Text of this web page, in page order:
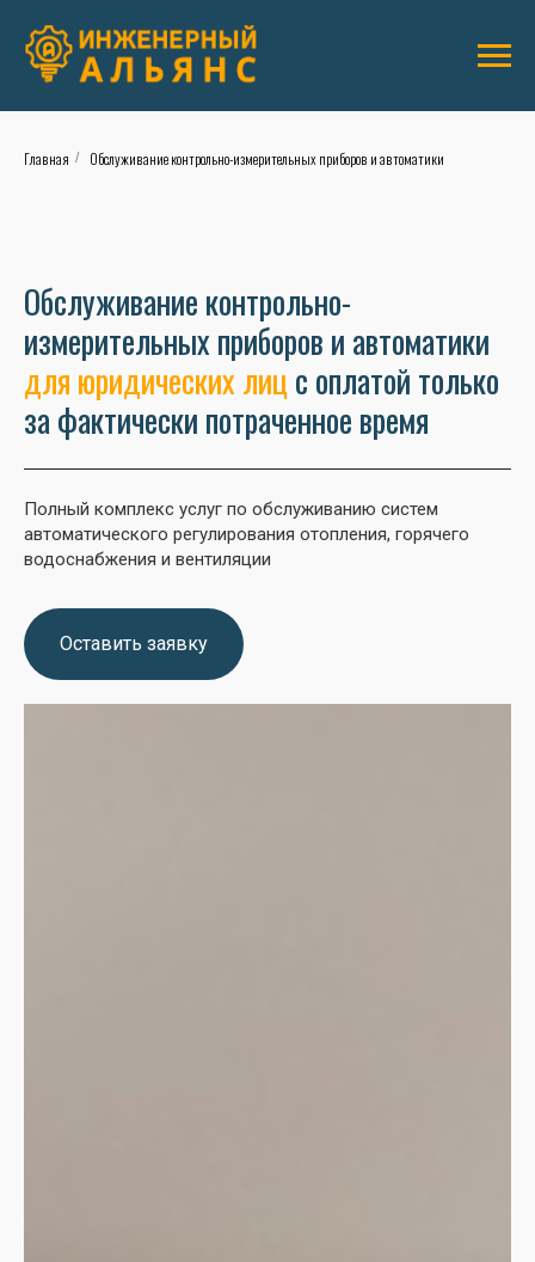
Главная / Обслуживание контрольно-измерительных приборов и автоматики
Обслуживание контрольно-
измерительных приборов и автоматики
для юридических лицс оплатой только
за фактически потраченное время
Полный комплекс услуг по обслуживанию систем
автоматического регулирования отопления, горячего
водоснабжения и вентиляции
Оставить заявку